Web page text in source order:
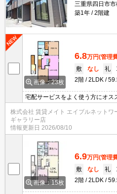
三重県四日市
築1年
2階建
画像：23枚
6.8万円(管理
敷
なし 礼
2階
2LDK
宅配サービスをよく使う方にオス
ット無料物件！面倒な個人での手
生活はもちろんテレワーク勤務の
株式会社 賃貸メイト エイブルネットワ
ギャラリー店
情報更新日 2026/08/10
画像：15枚
6.9万円(管理
敷
なし 礼
2階
2LDK